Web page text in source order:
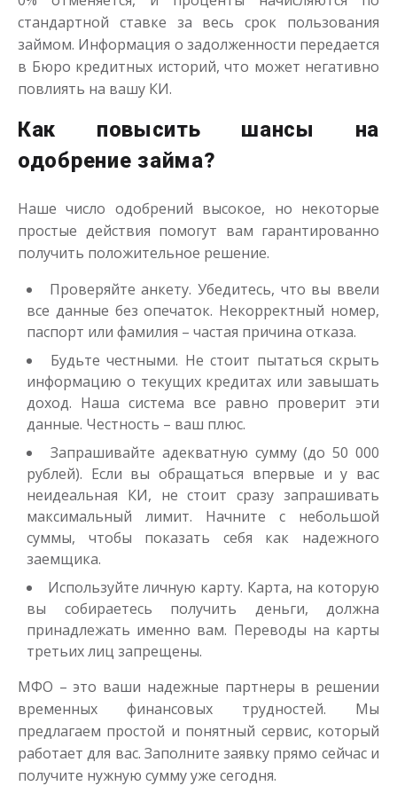
стандартной ставке за весь срок пользования
займом. Информация о задолженности передается
в Бюро кредитных историй, что может негативно
повлиять на вашу КИ.
Как повысить шансы на
одобрение займа?
Наше число одобрений высокое, но некоторые
простые действия помогут вам гарантированно
получить положительное решение.
Проверяйте анкету. Убедитесь, что вы ввели
все данные без опечаток. Некорректный номер,
паспорт или фамилия – частая причина отказа.
Будьте честными. Не стоит пытаться скрыть
информацию о текущих кредитах или завышать
доход. Наша система все равно проверит эти
данные. Честность – ваш плюс.
Запрашивайте адекватную сумму (до 50 000
рублей). Если вы обращаться впервые и у вас
неидеальная КИ, не стоит сразу запрашивать
максимальный лимит. Начните с небольшой
суммы, чтобы показать себя как надежного
заемщика.
Используйте личную карту. Карта, на которую
вы собираетесь получить деньги, должна
принадлежать именно вам. Переводы на карты
третьих лиц запрещены.
МФО – это ваши надежные партнеры в решении
временных финансовых трудностей. Мы
предлагаем простой и понятный сервис, который
работает для вас. Заполните заявку прямо сейчас и
получите нужную сумму уже сегодня.